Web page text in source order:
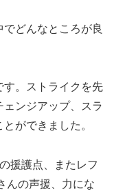
どんなところが良
す。ストライクを先
ンジアップ、スラ
ができました。
援護点、またレフ
んの声援、力にな